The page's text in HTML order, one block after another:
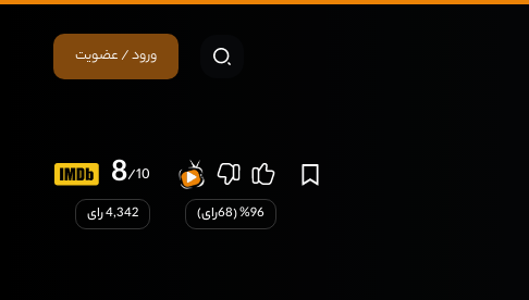
ورود / عضویت
8/10
4,342 رای 96
% (
68رای)